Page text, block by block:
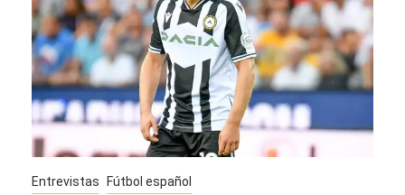
Entrevistas Fútbol español